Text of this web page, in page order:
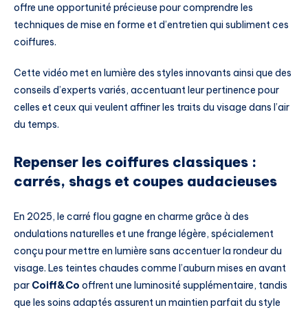
offre une opportunité précieuse pour comprendre les
techniques de mise en forme et d’entretien qui subliment ces
coiffures.
Cette vidéo met en lumière des styles innovants ainsi que des
conseils d’experts variés, accentuant leur pertinence pour
celles et ceux qui veulent affiner les traits du visage dans l’air
du temps.
Repenser les coiffures classiques :
carrés, shags et coupes audacieuses
En 2025, le carré flou gagne en charme grâce à des
ondulations naturelles et une frange légère, spécialement
conçu pour mettre en lumière sans accentuer la rondeur du
visage. Les teintes chaudes comme l’auburn mises en avant
par Coiff&Co offrent une luminosité supplémentaire, tandis
que les soins adaptés assurent un maintien parfait du style